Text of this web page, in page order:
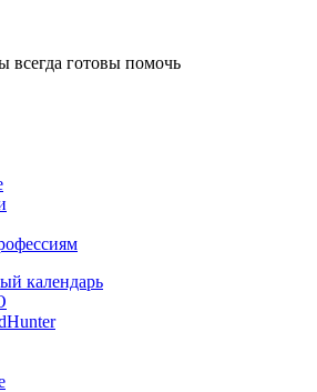
всегда готовы помочь
календарь